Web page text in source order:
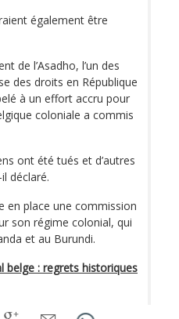
également être
de l’Asadho, l’un des
des droits en République
à un effort accru pour
coloniale a commis
ont été tués et d’autres
déclaré.
en place une commission
son régime colonial, qui
et au Burundi.
belge : regrets historiques